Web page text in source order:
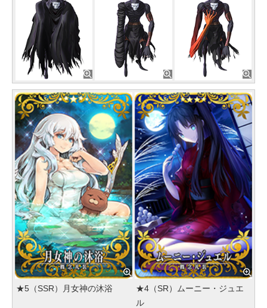
★5（SSR）月女神の沐浴
★4（SR）ムーニー・ジュエ
ル